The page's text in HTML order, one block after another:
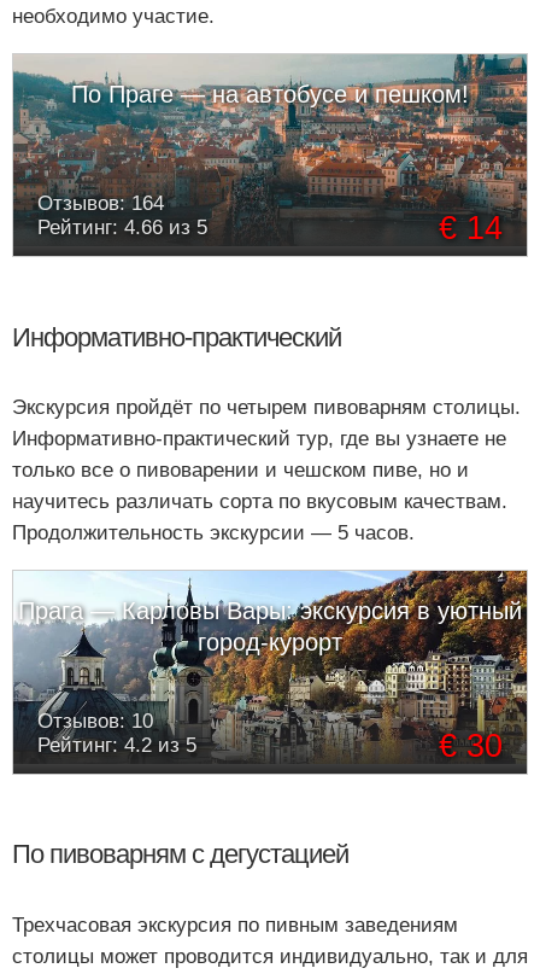
необходимо участие.
По Праге — на автобусе и пешком!
€ 14
Отзывов: 164
Рейтинг: 4.66 из 5
Информативно-практический
Экскурсия пройдёт по четырем пивоварням столицы.
Информативно-практический тур, где вы узнаете не
только все о пивоварении и чешском пиве, но и
научитесь различать сорта по вкусовым качествам.
Продолжительность экскурсии — 5 часов.
Прага — Карловы Вары: экскурсия в уютный
город-курорт
€ 30
Отзывов: 10
Рейтинг: 4.2 из 5
По пивоварням с дегустацией
Трехчасовая экскурсия по пивным заведениям
столицы может проводится индивидуально, так и для